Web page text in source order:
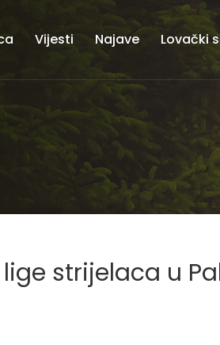
Vijesti Najave Lovački
strijelaca u